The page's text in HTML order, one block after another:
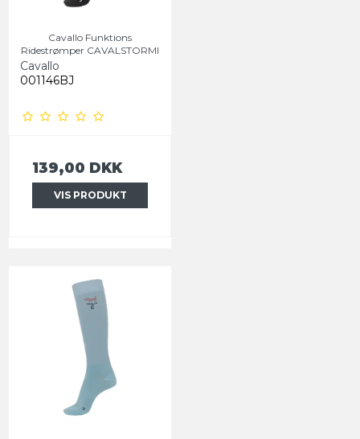
Cavallo Funktions
Ridestrømper CAVALSTORMI
Cavallo
001146BJ
139,00 DKK
VIS PRODUKT